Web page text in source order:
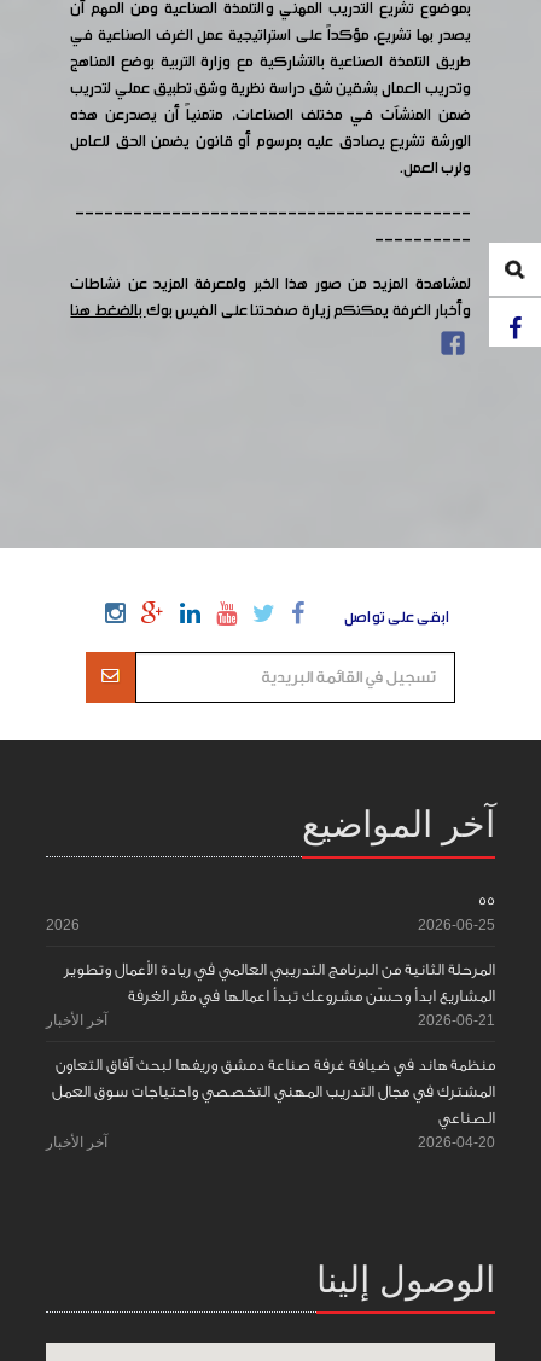
بموضوع تشريع التدريب المهني والتلمذة الصناعية ومن المهم أن
يصدر بها تشريع، مؤكداً على استراتيجية عمل الغرف الصناعية في
طريق التلمذة الصناعية بالتشاركية مع وزارة التربية بوضع المناهج
وتدريب العمال بشقين شق دراسة نظرية وشق تطبيق عملي لتدريب
ضمن المنشآت في مختلف الصناعات، متمنياً أن يصدرعن هذه
الورشة تشريع يصادق عليه بمرسوم أو قانون يضمن الحق للعامل
ولرب العمل.
-----------------------------------------
----------
لمشاهدة المزيد من صور هذا الخبر ولمعرفة المزيد عن نشاطات
وأخبار الغرفة يمكنكم زيارة صفحتنا على الفيس بوكبالضغط هنا
ابقى على تواصل
آخر المواضيع
55
2026-06-25
2026
المرحلة الثانية من البرنامج التدريبي العالمي في ريادة الأعمال وتطوير
المشاريع ابدأ وحسّن مشروعك تبدأ اعمالها في مقر الغرفة
2026-06-21 آخر الأخبار
منظمة هاند في ضيافة غرفة صناعة دمشق وريفها لبحث آفاق التعاون
المشترك في مجال التدريب المهني التخصصي واحتياجات سوق العمل
الصناعي
2026-04-20 آخر الأخبار
الوصول إلينا